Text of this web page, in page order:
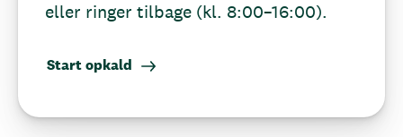
eller ringer tilbage (kl. 8:00–16:00).
Start opkald